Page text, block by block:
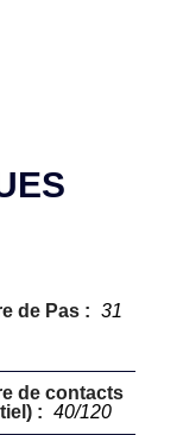
de Pas : 31
de contacts
: 40/120